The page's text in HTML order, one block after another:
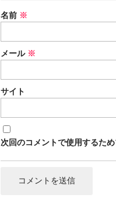
名前 ※
メール ※
サイト
次回のコメントで使用するた